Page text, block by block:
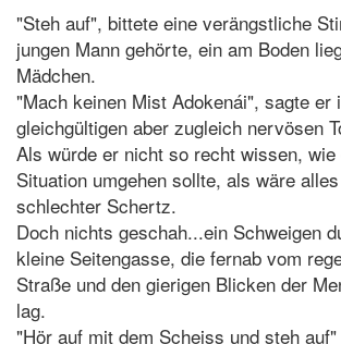
"Steh auf", bittete eine verängstliche
jungen Mann gehörte, ein am Boden
Mädchen.
"Mach keinen Mist Adokenái", sagte er
gleichgültigen aber zugleich nervösen
Als würde er nicht so recht wissen,
Situation umgehen sollte, als wäre
schlechter Schertz.
Doch nichts geschah...ein Schweigen
kleine Seitengasse, die fernab vom
Straße und den gierigen Blicken der
lag.
"Hör auf mit dem Scheiss und steh